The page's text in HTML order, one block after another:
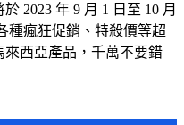
2023 年 9 月 1 日至 10 月
種瘋狂促銷、特殺價等超
西亞產品，千萬不要錯